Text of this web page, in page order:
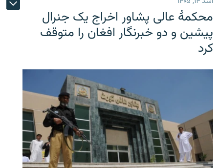
محکمۀ عالی پشاور اخراج یک جنرال
پیشین و دو خبرنگار افغان را متوقف
کرد